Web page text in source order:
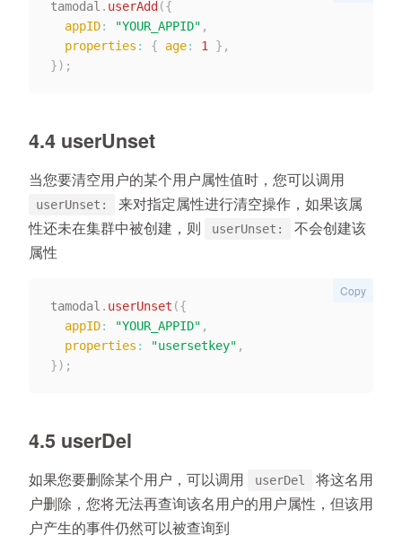
tamodal . userAdd ({
appID: "YOUR_APPID" ,
properties : { age: 1 } ,
}) ;
4.4 userUnset
当您要清空用户的某个用户属性值时，您可以调用
userUnset:
来对指定属性进行清空操作，如果该属
性还未在集群中被创建，则
userUnset: 不会创建该
属性
tamodal . userUnset ({
appID: "YOUR_APPID" ,
properties : "usersetkey" ,
}) ;
Copy
4.5 userDel
如果您要删除某个用户，可以调用 userDel
将这名用
户删除，您将无法再查询该名用户的用户属性，但该用
户产生的事件仍然可以被查询到